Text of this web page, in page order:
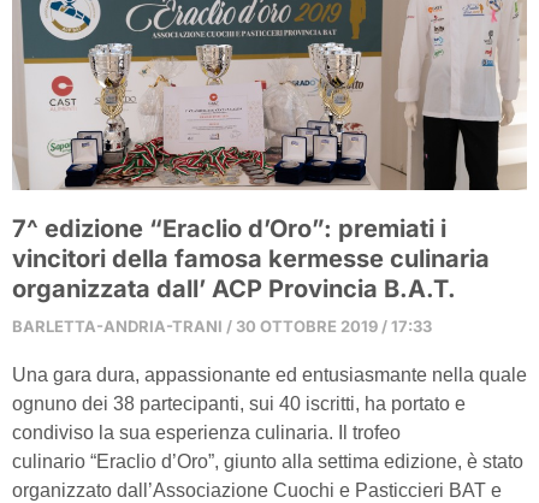
7^ edizione “Eraclio d’Oro”: premiati i
vincitori della famosa kermesse culinaria
organizzata dall’ ACP Provincia B.A.T.
BARLETTA-ANDRIA-TRANI 30 OTTOBRE 2019 17:33
Una gara dura, appassionante ed entusiasmante nella quale
ognuno dei 38 partecipanti, sui 40 iscritti, ha portato e
condiviso la sua esperienza culinaria. Il trofeo
culinario “Eraclio d’Oro”, giunto alla settima edizione, è stato
organizzato dall’Associazione Cuochi e Pasticcieri BAT e